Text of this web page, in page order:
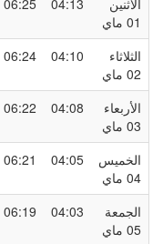
04:13
06:25
04:10
06:24
04:08
06:22
04:05
06:21
04:03
06:19